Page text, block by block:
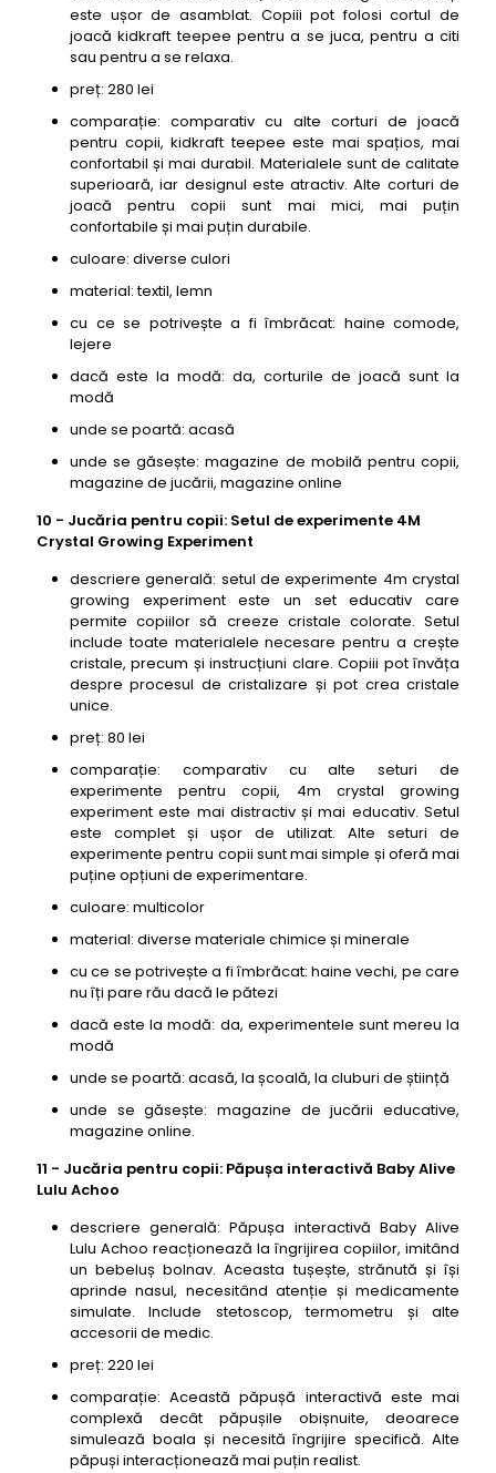
este ușor de asamblat. Copiii pot folosi cortul de
joacă kidkraft teepee pentru a se juca, pentru a citi
sau pentru a se relaxa.
preț: 280 lei
comparație: comparativ cu alte corturi de joacă
pentru copii, kidkraft teepee este mai spațios, mai
confortabil și mai durabil. Materialele sunt de calitate
superioară, iar designul este atractiv. Alte corturi de
joacă pentru copii sunt mai mici, mai puțin
confortabile și mai puțin durabile.
culoare: diverse culori
material: textil, lemn
cu ce se potrivește a fi îmbrăcat: haine comode,
lejere
dacă este la modă: da, corturile de joacă sunt la
modă
unde se poartă: acasă
unde se găsește: magazine de mobilă pentru copii,
magazine de jucării, magazine online
10 - Jucăria pentru copii: Setul de experimente 4M
Crystal Growing Experiment
descriere generală: setul de experimente 4m crystal
growing experiment este un set educativ care
permite copiilor să creeze cristale colorate. Setul
include toate materialele necesare pentru a crește
cristale, precum și instrucțiuni clare. Copiii pot învăța
despre procesul de cristalizare și pot crea cristale
unice.
preț: 80 lei
comparație: comparativ cu alte seturi de
experimente pentru copii, 4m crystal growing
experiment este mai distractiv și mai educativ. Setul
este complet și ușor de utilizat. Alte seturi de
experimente pentru copii sunt mai simple și oferă mai
puține opțiuni de experimentare.
culoare: multicolor
material: diverse materiale chimice și minerale
cu ce se potrivește a fi îmbrăcat: haine vechi, pe care
nu îți pare rău dacă le pătezi
dacă este la modă: da, experimentele sunt mereu la
modă
unde se poartă: acasă, la școală, la cluburi de știință
unde se găsește: magazine de jucării educative,
magazine online.
11 - Jucăria pentru copii: Păpușa interactivă Baby Alive
Lulu Achoo
descriere generală: Păpușa interactivă Baby Alive
Lulu Achoo reacționează la îngrijirea copiilor, imitând
un bebeluș bolnav. Aceasta tușește, strănută și își
aprinde nasul, necesitând atenție și medicamente
simulate. Include stetoscop, termometru și alte
accesorii de medic.
preț: 220 lei
comparație: Această păpușă interactivă este mai
complexă decât păpușile obișnuite, deoarece
simulează boala și necesită îngrijire specifică. Alte
păpuși interacționează mai puțin realist.